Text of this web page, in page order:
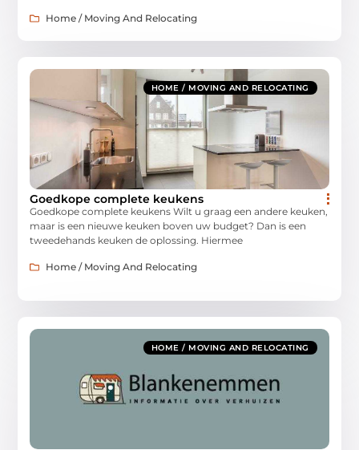
Home / Moving And Relocating
HOME / MOVING AND RELOCATING
Goedkope complete keukens
Goedkope complete keukens Wilt u graag een andere keuken,
maar is een nieuwe keuken boven uw budget? Dan is een
tweedehands keuken de oplossing. Hiermee
Home / Moving And Relocating
HOME / MOVING AND RELOCATING